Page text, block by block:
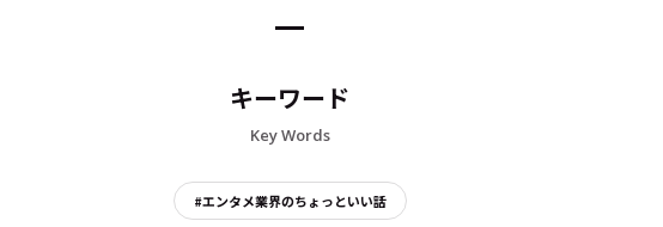
キーワード
Key Words
#エンタメ業界のちょっといい話